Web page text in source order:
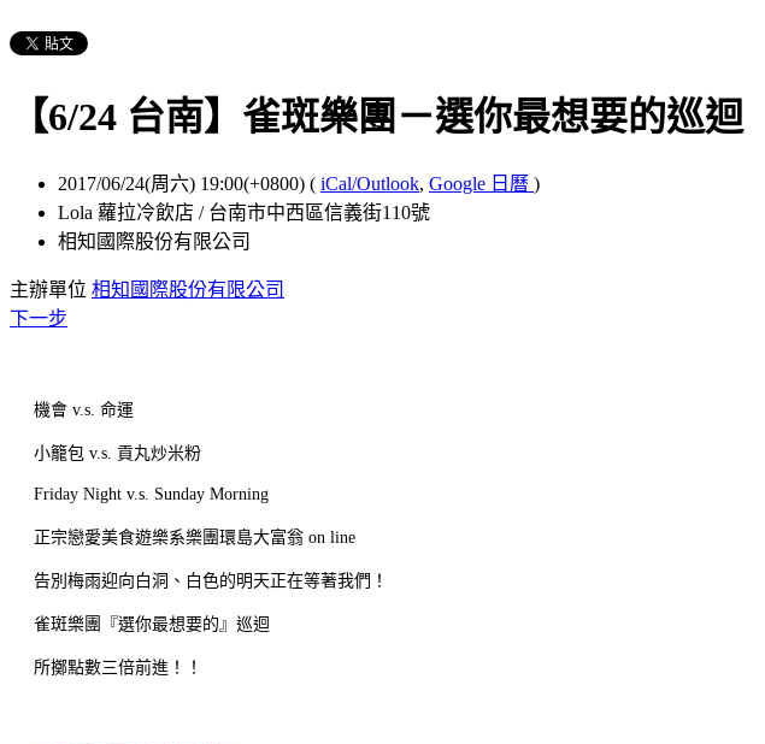
【6/24 台南】雀斑樂團－選你最想要的巡迴
2017/06/24(周六) 19:00(+0800) ( iCal/Outlook, Google 日曆 )
Lola 蘿拉冷飲店 / 台南市中西區信義街110號
相知國際股份有限公司
主辦單位 相知國際股份有限公司
下一步
機會 v.s. 命運
小籠包 v.s. 貢丸炒米粉
Friday Night v.s. Sunday Morning
正宗戀愛美食遊樂系樂團環島大富翁 on line
告別梅雨迎向白洞、白色的明天正在等著我們！
雀斑樂團『選你最想要的』巡迴
所擲點數三倍前進！！